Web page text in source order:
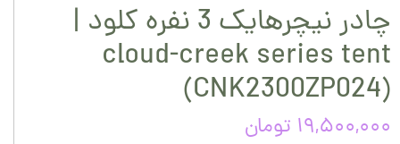
چادر نیچرهایک 3 نفره کلود |
cloud-creek series tent
(CNK2300ZP024)
۱۹,۵۰۰,۰۰۰ تومان